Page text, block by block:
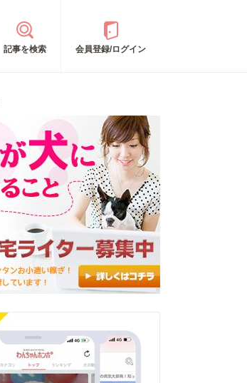
記事を検索 会員登録/ログイン